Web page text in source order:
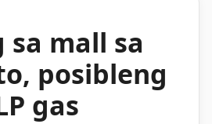
sa mall sa
posibleng
gas